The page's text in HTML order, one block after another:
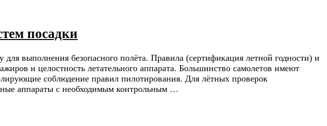
посадки
выполнения безопасного полёта. Правила (сертификация летной годности) и
и целостность летательного аппарата. Большинство самолетов имеют
соблюдение правил пилотирования. Для лётных проверок
аппараты с необходимым контрольным …